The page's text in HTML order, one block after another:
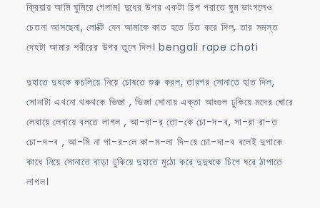
ক্রিয়ায় আমি ঘুমিয়ে গেলাম। দুধের উপর একটা চিপ পরাতে ঘুম ভাংগলেও
চেতনা আসছেনা, লোক্টি যেন আমাকে কাত হতে চিত করে দিল, তার সমস্ত
দেহটা আমার শরীরের উপর তুলে দিল। bengali rape choti
দুহাতে দুধকে কচলিয়ে নিয়ে চোষতে শুরু করল, তারপর সোনাতে হাত দিল,
সোনাটা এখনো থকথকে ভিজা , ভিজা সোনায় এক্তা আংগুল ঢুকিয়ে মদের ঘোরে
লেবায়ে লেবায়ে বলতে লাগল , আ-বা-র তো-কে চো-দ-ব, সা-রা রা-ত
চো-দ-ব , আ-মি না পা-র-লে কা-ম-লা দি-য়ে চো-দা-ব বলেই দুপাকে
কাধে নিয়ে সোনাতে বাড়া ঢুকিয়ে দুহাতে মুঠো করে দুদুধকে চিপে ধরে ঠাপাতে
লাগল।